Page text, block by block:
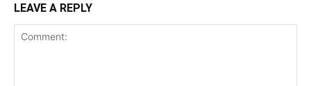
LEAVE A REPLY